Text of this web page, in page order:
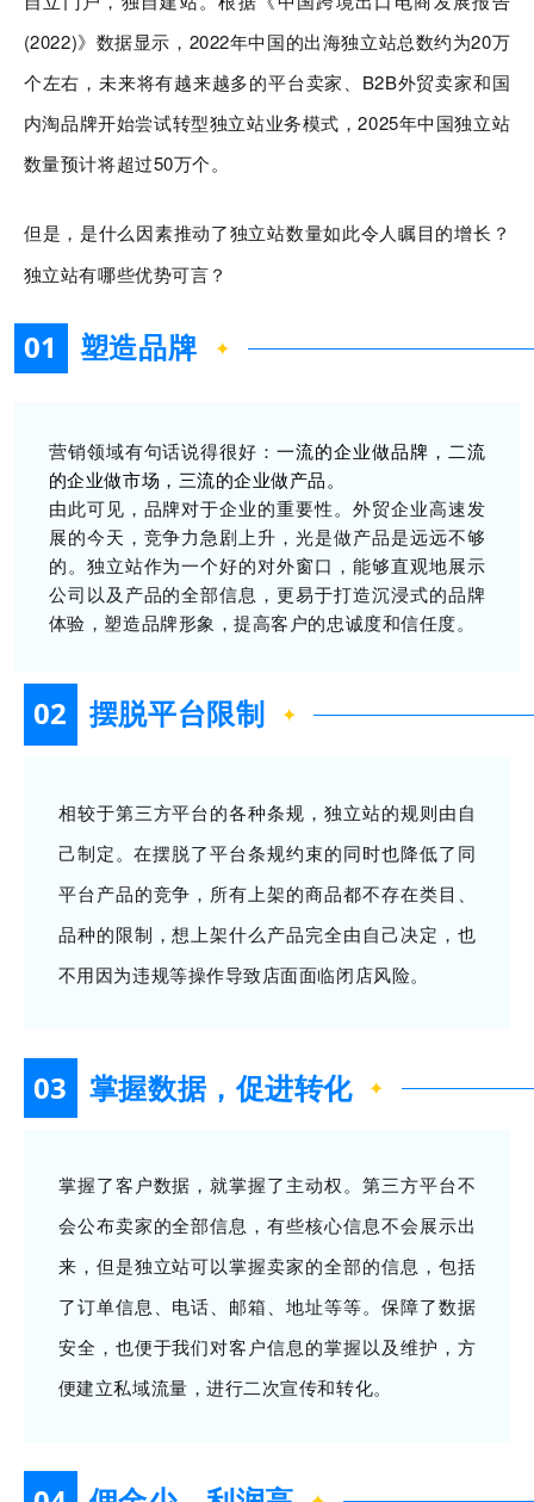
(2022)》数据显示，2022年中国的出海独立站总数约为20万
个左右，未来将有越来越多的平台卖家、B2B外贸卖家和国
内淘品牌开始尝试转型独立站业务模式，2025年中国独立站
数量预计将超过50万个。
但是，是什么因素推动了独立站数量如此令人瞩目的增长？
独立站有哪些优势可言？
01 塑造品牌 ✦
营销领域有句话说得很好：一流的企业做品牌，二流
的企业做市场，三流的企业做产品。
由此可见，品牌对于企业的重要性。外贸企业高速发
展的今天，竞争力急剧上升，光是做产品是远远不够
的。独立站作为一个好的对外窗口，能够直观地展示
公司以及产品的全部信息，更易于打造沉浸式的品牌
体验，塑造品牌形象，提高客户的忠诚度和信任度。
02 摆脱平台限制 ✦
相较于第三方平台的各种条规，独立站的规则由自
己制定。在摆脱了平台条规约束的同时也降低了同
平台产品的竞争， 所有上架的商品都不存在类目、
品种的限制，想上架什么产品完全由自己决定， 也
不用因为违规等操作导致店面面临闭店风险。
03 掌握数据，促进转化 ✦
掌握了客户数据，就掌握了主动权。第三方平台不
会公布卖家的全部信息，有些核心信息不会展示出
来，但是独立站可以掌握卖家的全部的信息，包括
了订单信息、电话、邮箱、地址等等。保障了数据
安全，也便于我们对客户信息的掌握以及维护，方
便建立私域流量，进行二次宣传和转化。